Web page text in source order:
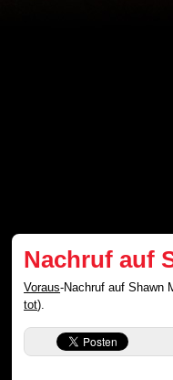
Nachruf auf
Voraus-Nachruf auf Shawn
tot).